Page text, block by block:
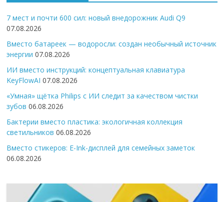
7 мест и почти 600 сил: новый внедорожник Audi Q9
07.08.2026
Вместо батареек — водоросли: создан необычный источник
энергии 07.08.2026
ИИ вместо инструкций: концептуальная клавиатура
KeyFlowAI 07.08.2026
«Умная» щётка Philips с ИИ следит за качеством чистки
зубов 06.08.2026
Бактерии вместо пластика: экологичная коллекция
светильников 06.08.2026
Вместо стикеров: E-Ink-дисплей для семейных заметок
06.08.2026